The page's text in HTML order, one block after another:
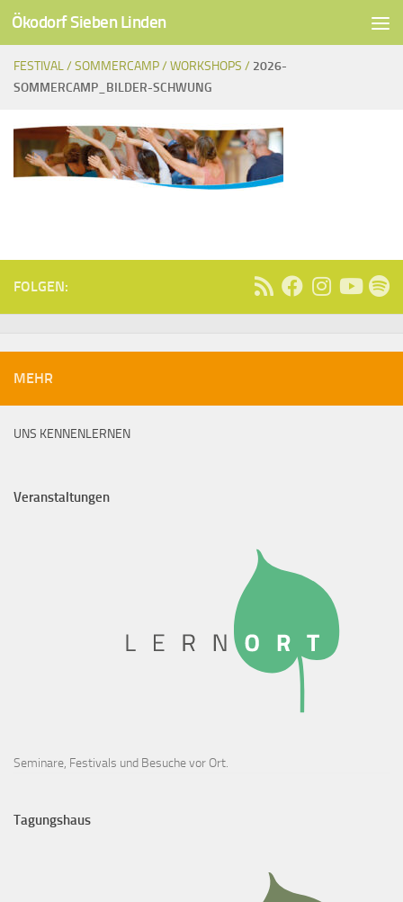
Unter dem Inhalt
Ökodorf Sieben Linden
FESTIVAL /SOMMERCAMP /WORKSHOPS / 2026-
SOMMERCAMP_BILDER-SCHWUNG
FOLGEN:
MEHR
UNS KENNENLERNEN
Veranstaltungen
Seminare, Festivals und Besuche vor Ort.
Tagungshaus